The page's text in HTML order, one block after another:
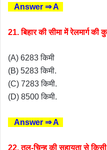
Answer ⇒ A
21. बिहार की सीमा में रेलमार्ग की
(A) 6283 किमी
(B) 5283 किमी.
(C) 7283 किमी.
(D) 8500 किमी.
Answer ⇒ A
22. तल-चिन्ह की सहायता से